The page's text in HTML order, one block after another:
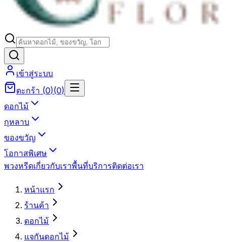
เข้าสู่ระบบ
ตะกร้า (0)(0)
ดอกไม้
กุหลาบ
ของขวัญ
โอกาสพิเศษ
พวงหรีดเกี่ยวกับเราพื้นที่บริการติดต่อเรา
หน้าแรก
ร้านค้า
ดอกไม้
แจกันดอกไม้